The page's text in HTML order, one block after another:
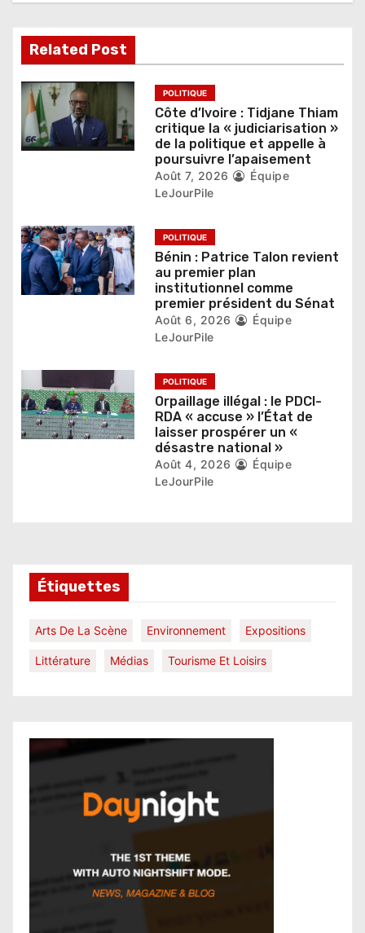
l
’
a
r
c
l
e
Related Post
POLITIQUE
Côte d’Ivoire : Tidjane Thiam
critique la « judiciarisation »
de la politique et appelle à
poursuivre l’apaisement
Août 7, 2026
Équipe
LeJourPile
POLITIQUE
Bénin : Patrice Talon revient
au premier plan
institutionnel comme
premier président du Sénat
Août 6, 2026
Équipe
LeJourPile
POLITIQUE
Orpaillage illégal : le PDCI-
RDA « accuse » l’État de
laisser prospérer un «
désastre national »
Août 4, 2026
Équipe
LeJourPile
Étiquettes
Arts De La Scène Environnement Expositions
Littérature Médias Tourisme Et Loisirs